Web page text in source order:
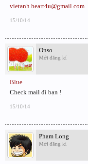
vietanh.heart4u@gmail.com
15/10/14
Onso
Mới đăng kí
Blue
Check mail đi bạn !
15/10/14
Phạm Long
Mới đăng kí